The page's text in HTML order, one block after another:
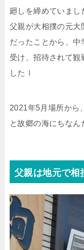
廻しを締めていまし
父親が大相撲の元大
だったことから、中
受け、招待されて
したｌ
2021年5月場所から
と故郷の海にちなん
父親は地元で相